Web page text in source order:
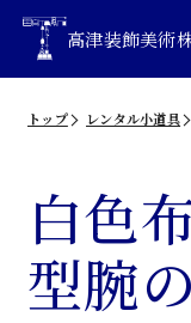
高津装飾美術
トップ レンタル小道具
白色
型腕